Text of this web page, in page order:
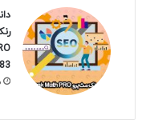
6